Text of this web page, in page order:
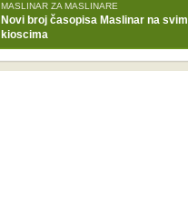
MASLINAR ZA MASLINARE
Novi broj časopisa Maslinar na svim
kioscima